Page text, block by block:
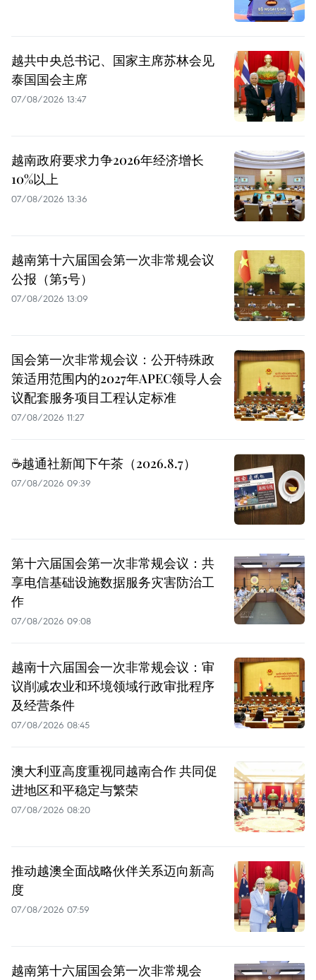
越共中央总书记、国家主席苏林会见
泰国国会主席
07/08/2026 13:47
越南政府要求力争2026年经济增长
10%以上
07/08/2026 13:36
越南第十六届国会第一次非常规会议
公报（第5号）
07/08/2026 13:09
国会第一次非常规会议：公开特殊政
策适用范围内的2027年APEC领导人会
议配套服务项目工程认定标准
07/08/2026 11:27
☕️越通社新闻下午茶（2026.8.7）
07/08/2026 09:39
第十六届国会第一次非常规会议：共
享电信基础设施数据服务灾害防治工
作
07/08/2026 09:08
越南十六届国会一次非常规会议：审
议削减农业和环境领域行政审批程序
及经营条件
07/08/2026 08:45
澳大利亚高度重视同越南合作 共同促
进地区和平稳定与繁荣
07/08/2026 08:20
推动越澳全面战略伙伴关系迈向新高
度
07/08/2026 07:59
越南第十六届国会第一次非常规会